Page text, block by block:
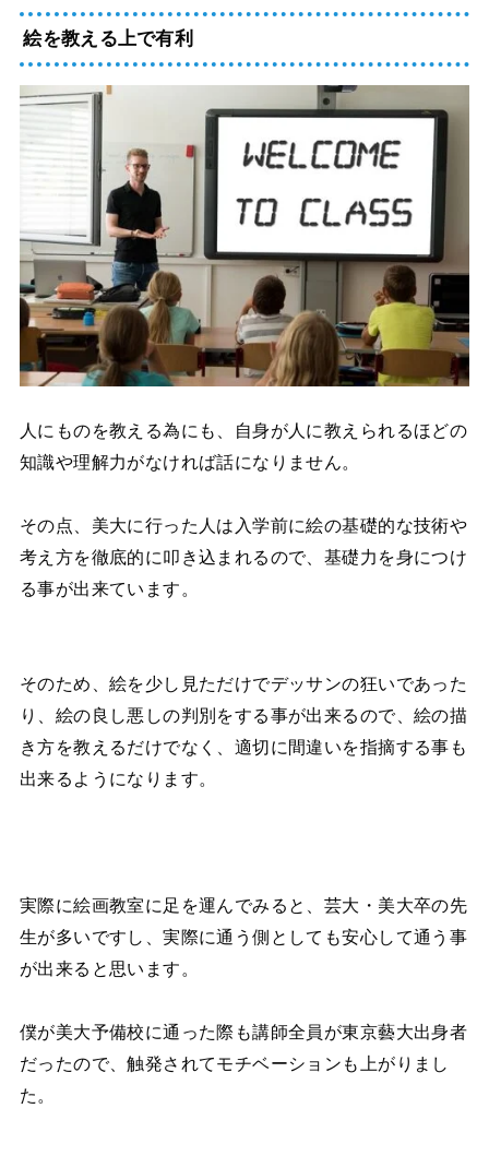
絵を教える上で有利
人にものを教える為にも、自身が人に教えられるほどの
知識や理解力がなければ話になりません。
その点、美大に行った人は入学前に絵の基礎的な技術や
考え方を徹底的に叩き込まれるので、基礎力を身につけ
る事が出来ています。
そのため、絵を少し見ただけでデッサンの狂いであった
り、絵の良し悪しの判別をする事が出来るので、絵の描
き方を教えるだけでなく、適切に間違いを指摘する事も
出来るようになります。
実際に絵画教室に足を運んでみると、芸大・美大卒の先
生が多いですし、実際に通う側としても安心して通う事
が出来ると思います。
僕が美大予備校に通った際も講師全員が東京藝大出身者
だったので、触発されてモチベーションも上がりまし
た。